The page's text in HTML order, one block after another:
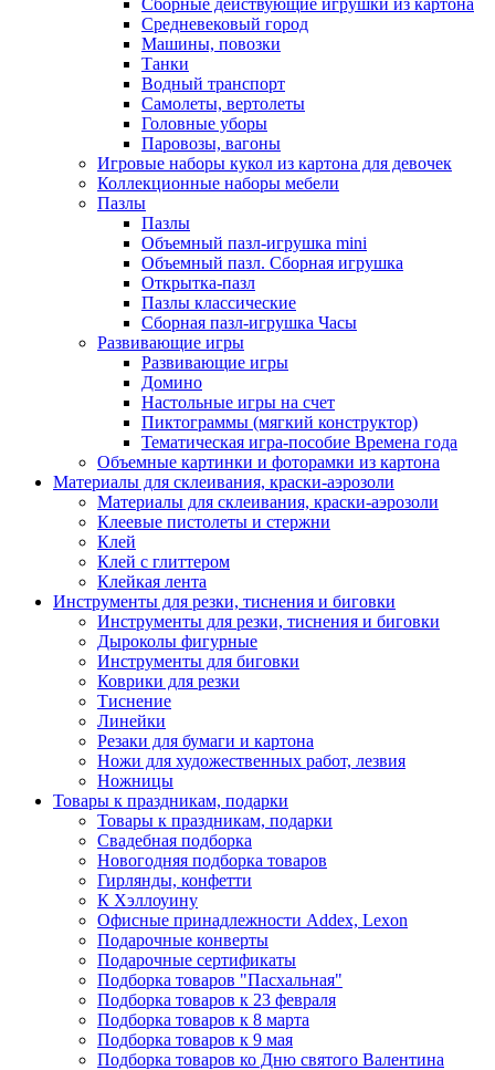
Сборные действующие игрушки из картона
Средневековый город
Машины, повозки
Танки
Водный транспорт
Самолеты, вертолеты
Головные уборы
Паровозы, вагоны
Игровые наборы кукол из картона для девочек
Коллекционные наборы мебели
Пазлы
Пазлы
Объемный пазл-игрушка mini
Объемный пазл. Сборная игрушка
Открытка-пазл
Пазлы классические
Сборная пазл-игрушка Часы
Развивающие игры
Развивающие игры
Домино
Настольные игры на счет
Пиктограммы (мягкий конструктор)
Тематическая игра-пособие Времена года
Объемные картинки и фоторамки из картона
Материалы для склеивания, краски-аэрозоли
Материалы для склеивания, краски-аэрозоли
Клеевые пистолеты и стержни
Клей
Клей с глиттером
Клейкая лента
Инструменты для резки, тиснения и биговки
Инструменты для резки, тиснения и биговки
Дыроколы фигурные
Инструменты для биговки
Коврики для резки
Тиснение
Линейки
Резаки для бумаги и картона
Ножи для художественных работ, лезвия
Ножницы
Товары к праздникам, подарки
Товары к праздникам, подарки
Свадебная подборка
Новогодняя подборка товаров
Гирлянды, конфетти
К Хэллоуину
Офисные принадлежности Addex, Lexon
Подарочные конверты
Подарочные сертификаты
Подборка товаров "Пасхальная"
Подборка товаров к 23 февраля
Подборка товаров к 8 марта
Подборка товаров к 9 мая
Подборка товаров ко Дню святого Валентина